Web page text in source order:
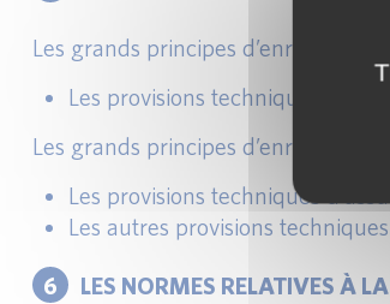
Les grands principes
Les provisions techniques
Les grands principes
Les provisions techniques
Les autres provisions
6 LES NORMES RELATIVES À